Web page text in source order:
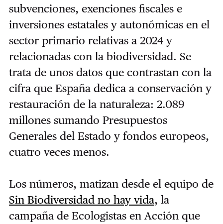
subvenciones, exenciones fiscales e
inversiones estatales y autonómicas en el
sector primario relativas a 2024 y
relacionadas con la biodiversidad. Se
trata de unos datos que contrastan con la
cifra que España dedica a conservación y
restauración de la naturaleza: 2.089
millones sumando Presupuestos
Generales del Estado y fondos europeos,
cuatro veces menos.
Los números, matizan desde el equipo de
Sin Biodiversidad no hay vida, la
campaña de Ecologistas en Acción que